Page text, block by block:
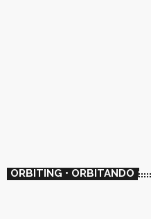
ORBITING • ORBITANDO